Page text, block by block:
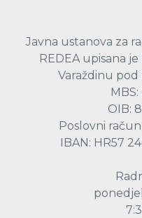
Javna ustanova za
REDEA upisana
Varaždinu pod
OIB:
Poslovni
IBAN: HR57